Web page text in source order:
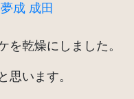
夢成 成田
を乾燥にしました。
思います。